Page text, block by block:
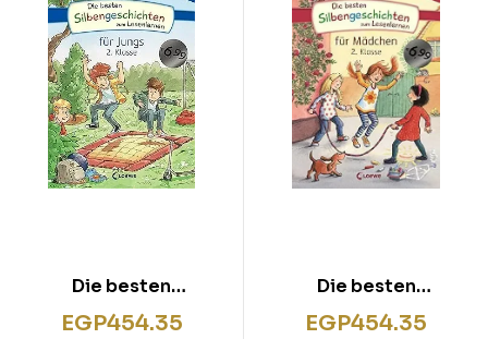
Die besten
Silbengeschichten
zum Lesenlernen für
EGP454.35
Die besten
Silbengeschichten
zum Lesenlernen für
EGP454.35